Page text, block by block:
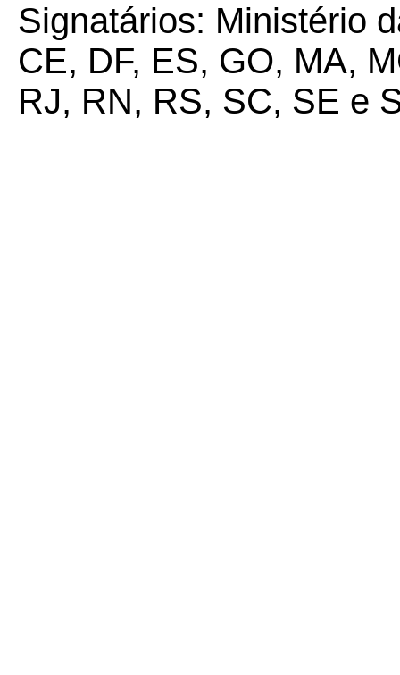
Signatários: Ministério
CE, DF, ES, GO, MA,
RJ, RN, RS, SC, SE e